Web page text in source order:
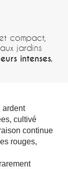
compact,
jardins
intenses.
ardent
cultivé
continue
rouges,